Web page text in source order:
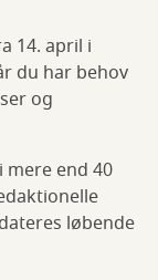
14. april i
du har behov
og
mere end 40
løbende